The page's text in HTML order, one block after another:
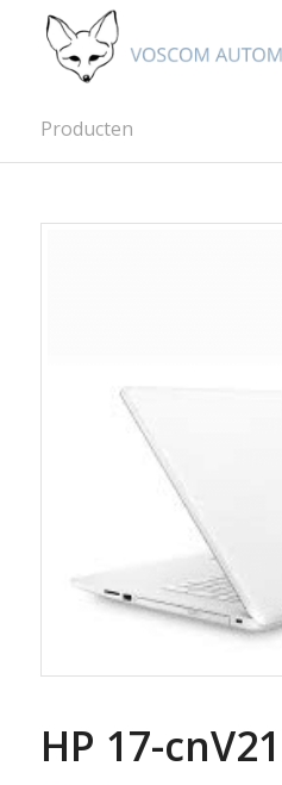
Producten
HP 17-